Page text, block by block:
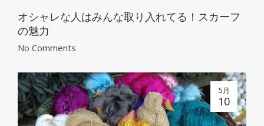
オシャレな人はみんな取り入れてる！スカーフ
の魅力
No Comments
5月
10